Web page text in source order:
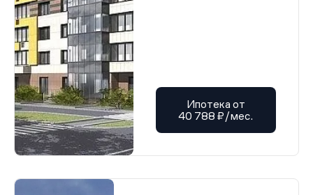
Проектная декларация от 04.06.2025 г.
Проектная декларация от 04.06.2025 г.
Проектная декларация от 04.06.2025 г.
Проектная декларация от 04.06.2025 г.
Проектная декларация от 04.06.2025 г.
Проектная декларация от 04.06.2025 г.
Проектная декларация от 04.06.2025 г.
Проектная декларация от 04.06.2025 г.
Проектная декларация от 04.06.2025 г.
Проектная декларация от 04.06.2025 г.
Проектная декларация от 04.06.2025 г.
Проектная декларация от 04.06.2025 г.
Проектная декларация от 04.06.2025 г.
Проектная декларация от 04.06.2025 г.
Ипотека от
40 788 ₽/мес.